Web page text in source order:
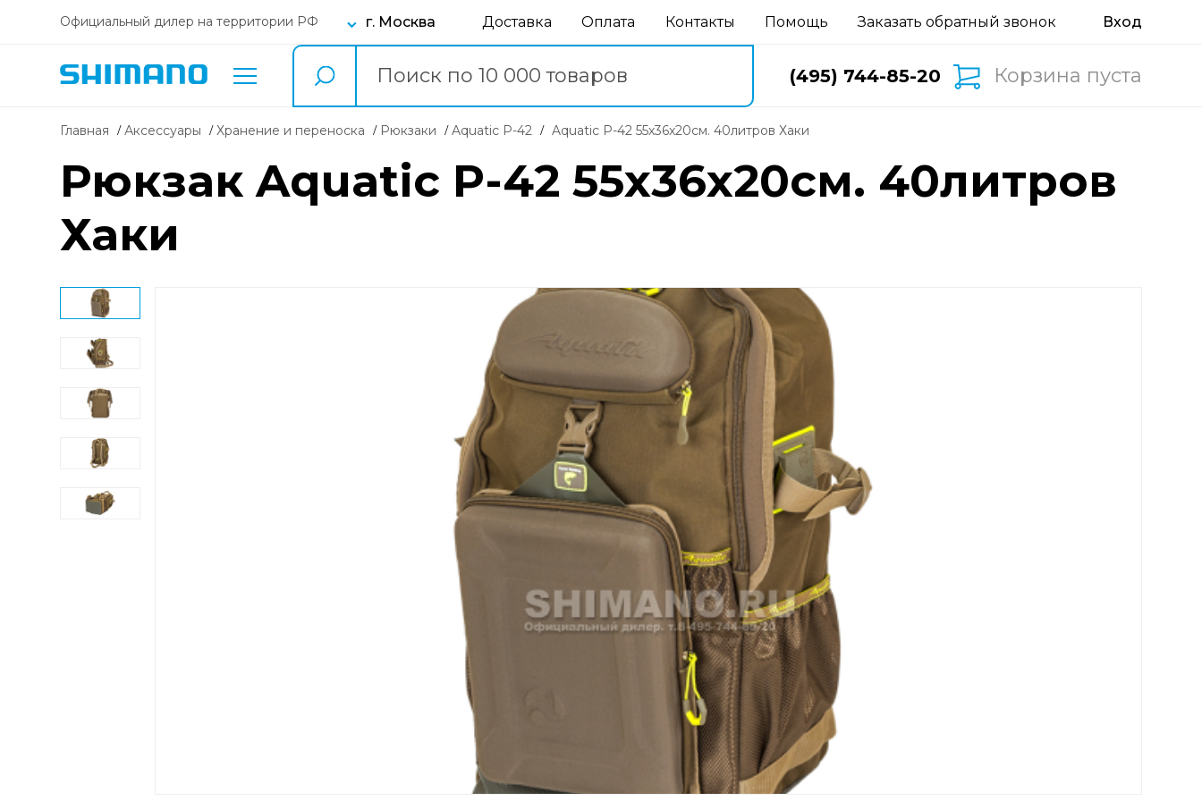
Официальный дилер на территории РФ г. Москва Доставка Оплата Контакты Помощь Заказать обратный звонок
(495) 744-85-20 Корзина пуста
Главная Аксессуары Хранение и переноска рюкзаки Aquatic Р-42 Aquatic Р-42 55х36х20см. 40литров Хаки
Рюкзак Aquatic Р-42 55х36х20см. 40литров
Хаки